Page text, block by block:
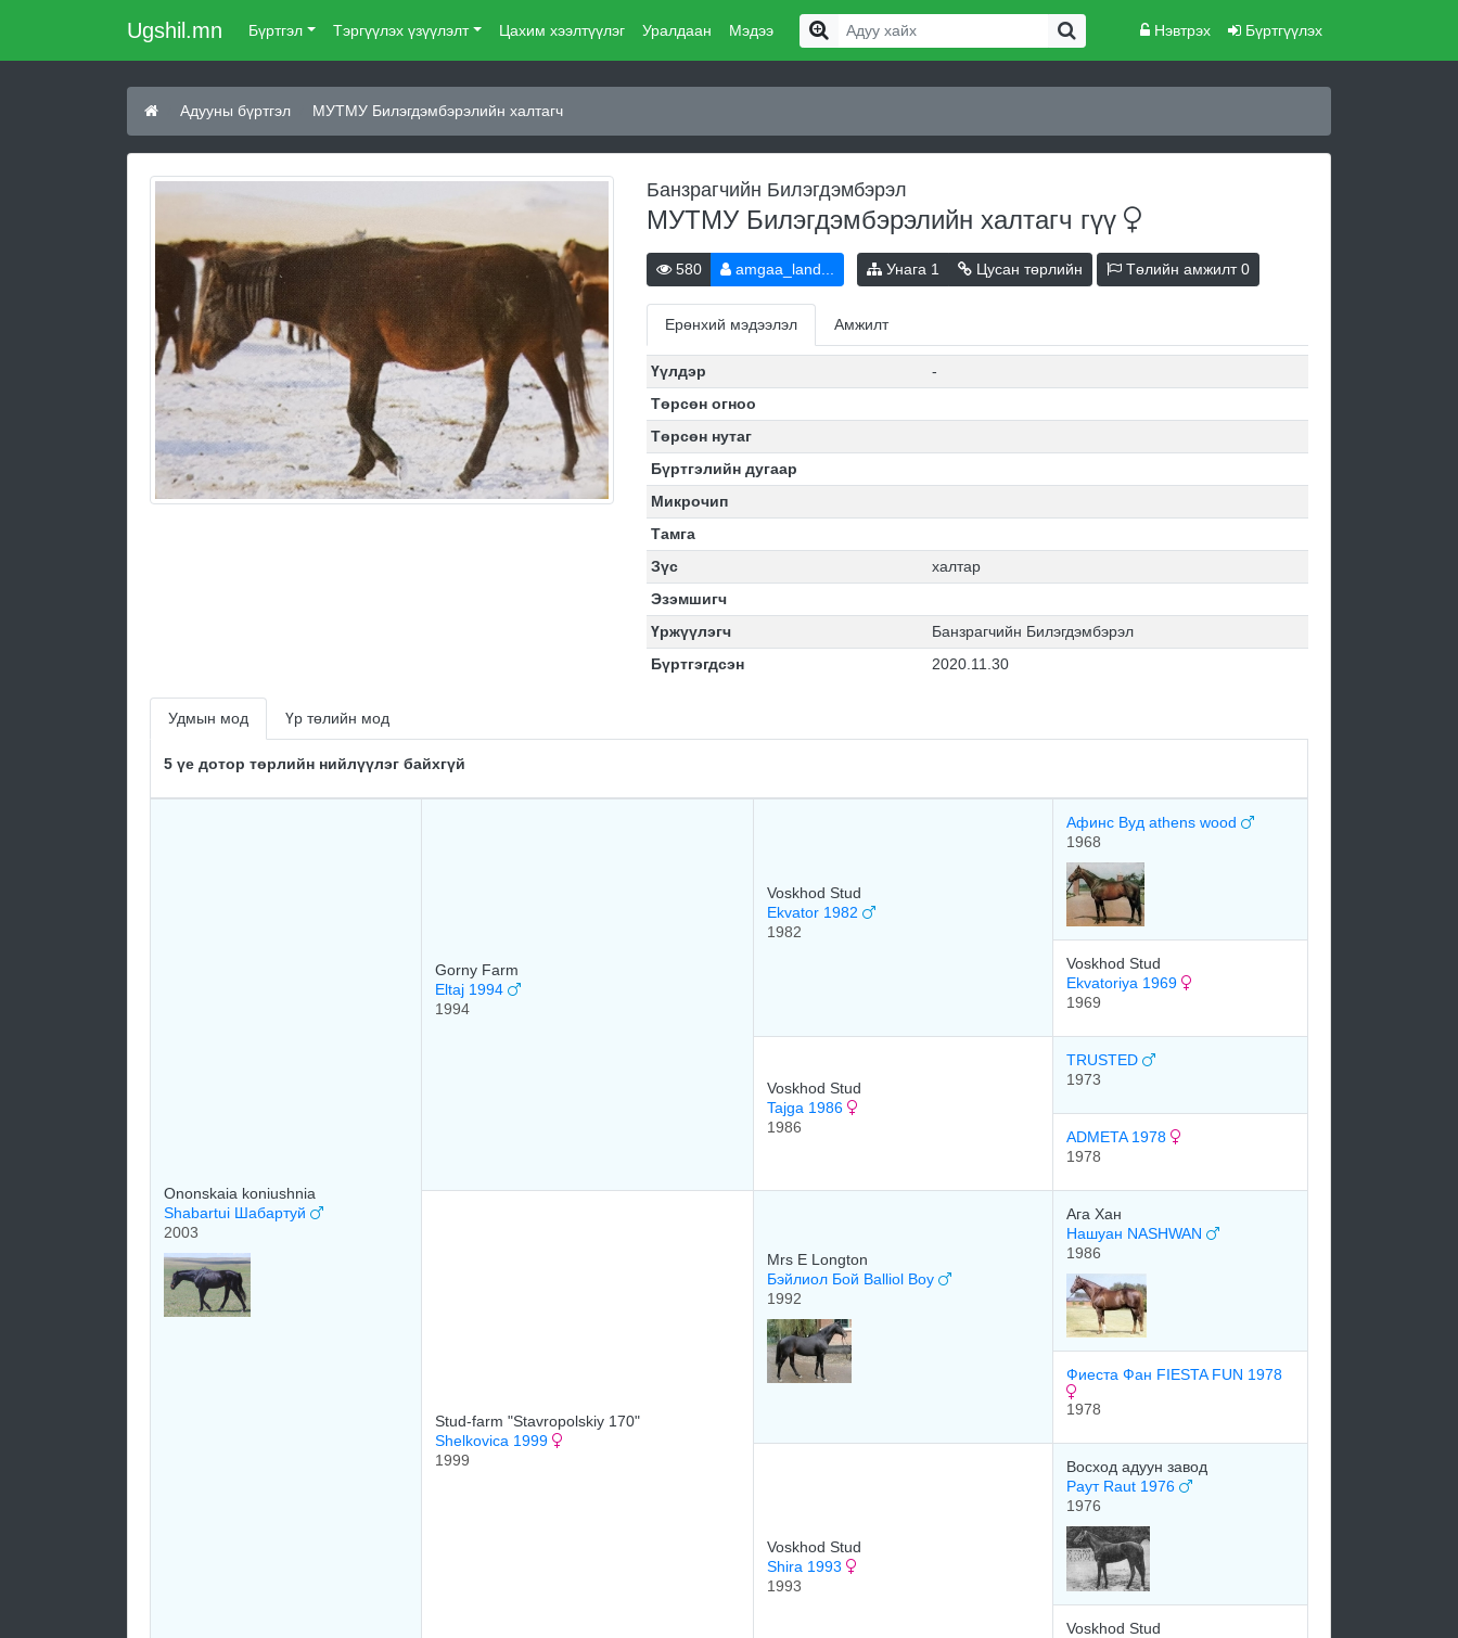
Ugshil.mn Бүртгэл Тэргүүлэх үзүүлэлт Цахим хээлтүүлэг Уралдаан Мэдээ Нэвтрэх Бүртгүүлэх
Адууны бүртгэл МУТМУ Билэгдэмбэрэлийн халтагч
Банзрагчийн Билэгдэмбэрэл
МУТМУ Билэгдэмбэрэлийн халтагч гүү
580 amgaa_land... Унага 1 Цусан төрлийн Төлийн амжилт0
Ерөнхий мэдээлэл Амжилт
Үүлдэр
-
Төрсөн огноо
Төрсөн нутаг
Бүртгэлийн дугаар
Микрочип
Тамга
Зүс
халтар
Эзэмшигч
Үржүүлэгч
Банзрагчийн Билэгдэмбэрэл
Бүртгэгдсэн
2020.11.30
Удмын мод Үр төлийн мод
5 үе дотор төрлийн нийлүүлэг байхгүй
Ononskaia koniushnia
Shabartui Шабартуй
2003
Gorny Farm
Eltaj 1994
1994
Voskhod Stud
Ekvator 1982
1982
Афинс Вуд athens wood
1968
Voskhod Stud
Ekvatoriya 1969
1969
Voskhod Stud
Tajga 1986
1986
TRUSTED
1973
ADMETA 1978
1978
Stud-farm "Stavropolskiy 170"
Shelkovica 1999
1999
Mrs E Longton
Бэйлиол Бой Balliol Boy
1992
Ага Хан
Нашуан NASHWAN
1986
Фиеста Фан FIESTA FUN 1978
1978
Voskhod Stud
Shira 1993
1993
Восход адуун завод
Раут Raut 1976
1976
Voskhod Stud